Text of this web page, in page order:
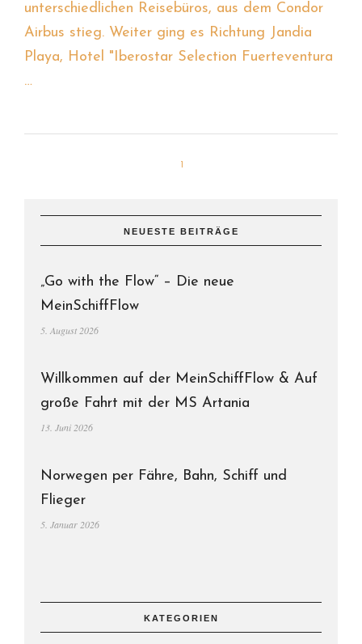
unterschiedlichen Reisebüros, aus dem Condor
Airbus stieg. Weiter ging es Richtung Jandia
Playa, Hotel "Iberostar Selection Fuerteventura
…
NEUESTE BEITRÄGE
„Go with the Flow“ – Die neue
MeinSchiffFlow
5. August 2026
Willkommen auf der MeinSchiffFlow & Auf
große Fahrt mit der MS Artania
13. Juni 2026
Norwegen per Fähre, Bahn, Schiff und
Flieger
5. Januar 2026
KATEGORIEN